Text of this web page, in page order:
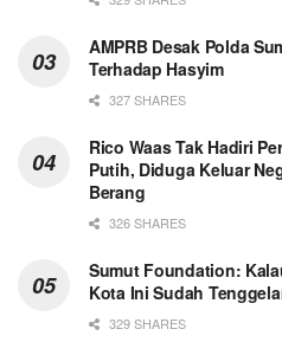
AMPRB Desak Polda
Terhadap Hasyim
327 SHARES
Rico Waas Tak Hadiri
Putih, Diduga Keluar
Berang
326 SHARES
Sumut Foundation:
Kota Ini Sudah
329 SHARES